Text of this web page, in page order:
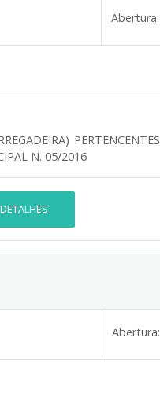
Abertura:
N. 05/2016
Abertura: